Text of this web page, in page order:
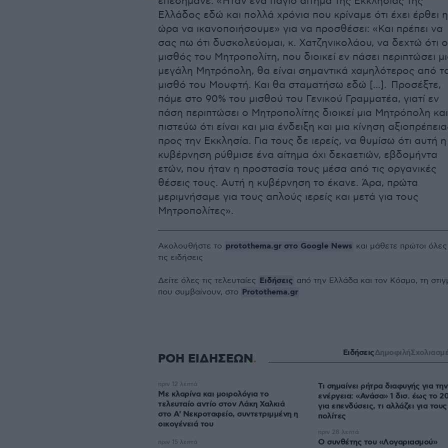
Ελλάδος εδώ και πολλά χρόνια που κρίναμε ότι έχει έρθει η
ώρα να ικανοποιήσουμε» για να προσθέσει: «Και πρέπει να
σας πω ότι δυσκολεύομαι, κ. Χατζηνικολάου, να δεχτώ ότι ο
μισθός του Μητροπολίτη, που διοικεί εν πάσει περιπτώσει
μεγάλη Μητρόπολη, θα είναι σημαντικά χαμηλότερος από
μισθό του Μουφτή. Και θα σταματήσω εδώ [...]. Προσέξτε,
πάμε στο 90% του μισθού του Γενικού Γραμματέα, γιατί εν
πάση περιπτώσει ο Μητροπολίτης διοικεί μια Μητρόπολη και
πιστεύω ότι είναι και μια ένδειξη και μια κίνηση
προς την Εκκλησία. Για τους δε ιερείς, να θυμίσω ότι αυτή η
κυβέρνηση ρύθμισε ένα αίτημα όχι δεκαετιών, εβδομήντα
ετών, που ήταν η προστασία τους μέσα από τις οργανικές
θέσεις τους. Αυτή η κυβέρνηση το έκανε. Άρα, πρώτα
μεριμνήσαμε για τους απλούς ιερείς και μετά για τους
Μητροπολίτες».
Ακολουθήστε το protothema.gr στο Google News και μάθετε πρώτοι όλες
τις ειδήσεις
Δείτε όλες τις τελευταίες Ειδήσεις από την Ελλάδα και τον Κόσμο, τη
που συμβαίνουν, στο Protothema.gr
ΡΟΗ ΕΙΔΗΣΕΩΝ ΕιδήσειςΔημοφιλή
Με κλαρίνα και μοιρολόγια το
τελευταίο αντίο στον Λάκη Χαλκιά
στο A' Νεκροταφείο, συντετριμμένη η
οικογένειά του
πριν 12 λεπτά
πριν 15 λεπτά
Τι σημαίνει ρήτρα διαφυγής για την
ενέργεια: «Ανάσα» 1 δισ. έως το 2028
για επενδύσεις, τι αλλάζει για τους
πολίτες
Ο συνθέτης του «Λογαριασμού»
πριν 28 λεπτά